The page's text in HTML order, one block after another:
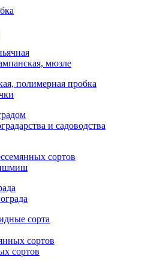
мюзле
полимерная пробка
и садоводства
сортов
сорта
сортов
сортов